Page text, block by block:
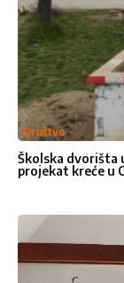
Društvo
Školska dvorišta
projekat kreće u